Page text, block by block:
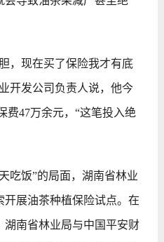
现在买了保险我才有底
开发公司负责人说，他今
费47万余元，“这笔投入绝
饭”的局面，湖南省林业
展油茶种植保险试点。在
湖南省林业局与中国平安财